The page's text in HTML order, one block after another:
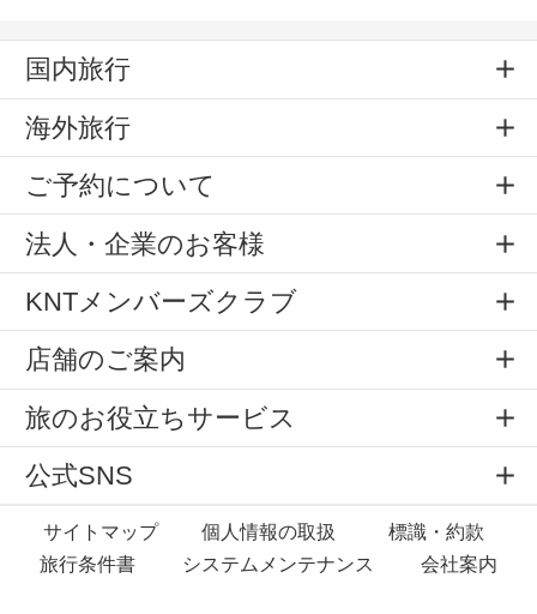
国内旅行
海外旅行
ご予約について
法人・企業のお客様
KNTメンバーズクラブ
店舗のご案内
旅のお役立ちサービス
公式SNS
サイトマップ 個人情報の取扱
標識・約款
旅行条件書
システムメンテナンス 会社案内